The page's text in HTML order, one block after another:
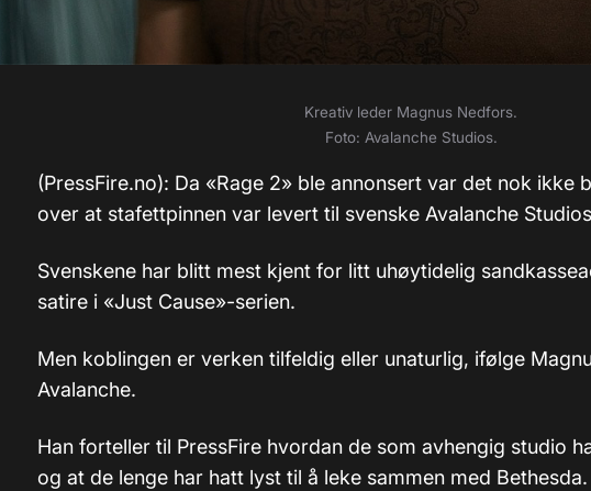
Kreativ leder Magnus Nedfors.
Foto: Avalanche Studios.
(PressFire.no): Da «Rage 2» ble annonsert var det nok ikke
over at stafettpinnen var levert til svenske Avalanche
Svenskene har blitt mest kjent for litt uhøytidelig
satire i «Just Cause»-serien.
Men koblingen er verken tilfeldig eller unaturlig, ifølge
Avalanche.
Han forteller til PressFire hvordan de som avhengig studio
og at de lenge har hatt lyst til å leke sammen med